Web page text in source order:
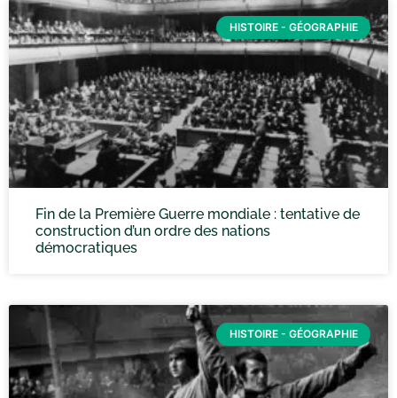
HISTOIRE - GÉOGRAPHIE
Fin de la Première Guerre mondiale : tentative de
construction d’un ordre des nations
démocratiques
HISTOIRE - GÉOGRAPHIE